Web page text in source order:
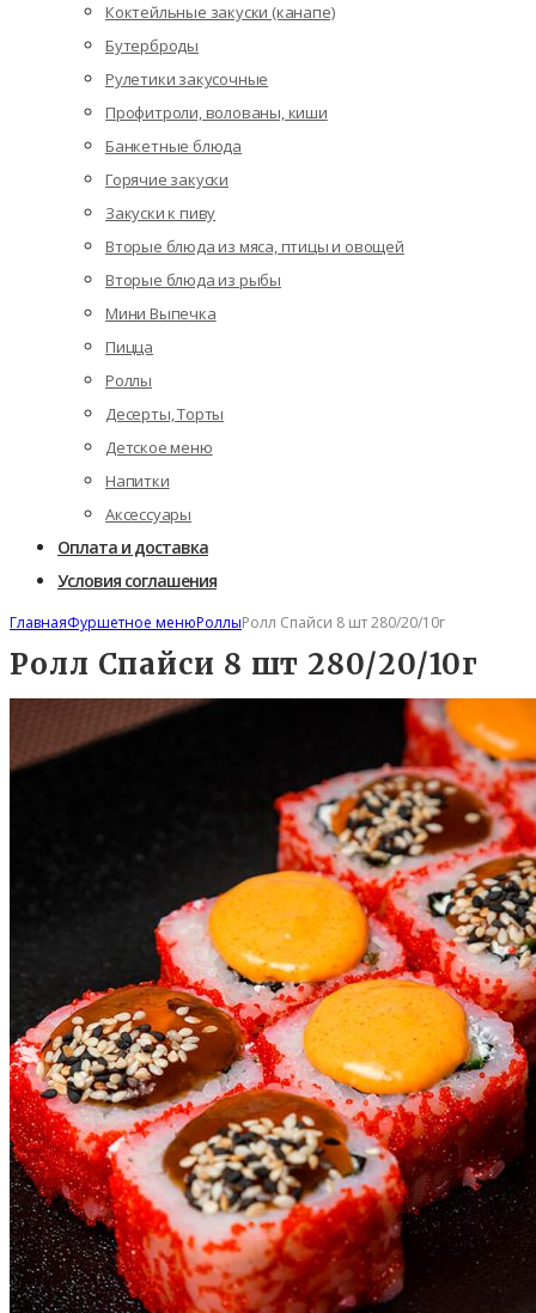
Коктейльные закуски (канапе)
Бутерброды
Рулетики закусочные
Профитроли, волованы, киши
Банкетные блюда
Горячие закуски
Закуски к пиву
Вторые блюда из мяса, птицы и овощей
Вторые блюда из рыбы
Мини Выпечка
Пицца
Роллы
Десерты, Торты
Детское меню
Напитки
Аксессуары
Оплата и доставка
Условия соглашения
ГлавнаяФуршетное менюРоллыРолл Спайси 8 шт 280/20/10г
Ролл Спайси 8 шт 280/20/10г